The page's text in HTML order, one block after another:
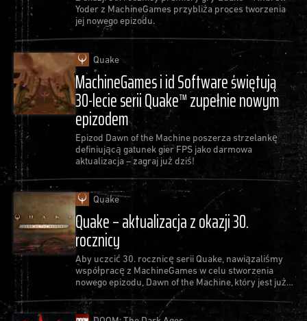
Yoder z MachineGames przybliża proces tworzenia
jej nowego epizodu.
Quake
MachineGames i id Software świętują
30-lecie serii Quake™ zupełnie nowym
epizodem
Epizod Dawn of the Machine poszerza strzelankę
definiującą gatunek gier FPS jako darmowa
aktualizacja – zagraj już dziś!
Quake
Quake – aktualizacja z okazji 30.
rocznicy
Aby uczcić 30. rocznicę serii Quake, nawiązaliśmy
współpracę z MachineGames w celu stworzenia
nowego epizodu, Dawn of the Machine, który jest już
dostępny jako bezpłatna aktualizacja do gry Quake.